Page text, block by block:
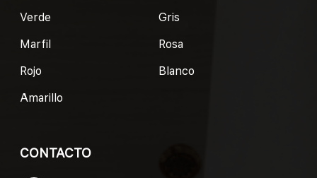
Verde
Gris
Marfil
Rosa
Rojo
Blanco
Amarillo
CONTACTO